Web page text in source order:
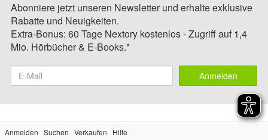
Abonniere jetzt unseren Newsletter und erhalte exklusive
Rabatte und Neuigkeiten.
Extra-Bonus: 60 Tage Nextory kostenlos - Zugriff auf 1,4
Mio. Hörbücher & E-Books.*
Anmelden
Anmelden Suchen Verkaufen
Hilfe